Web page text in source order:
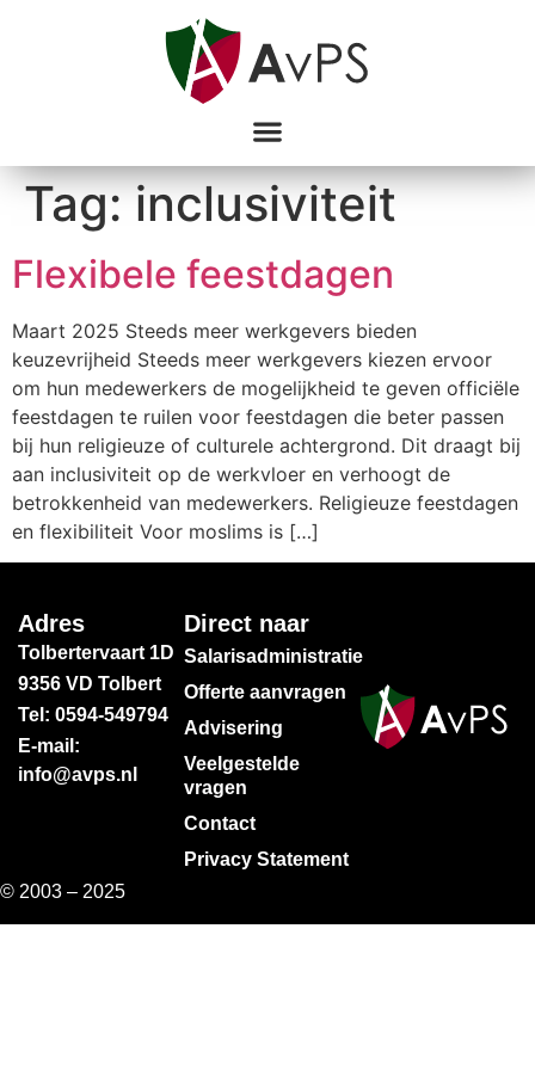
Tag:inclusiviteit
Flexibele feestdagen
Maart 2025 Steeds meer werkgevers bieden
keuzevrijheid Steeds meer werkgevers kiezen ervoor
om hun medewerkers de mogelijkheid te geven officiële
feestdagen te ruilen voor feestdagen die beter passen
bij hun religieuze of culturele achtergrond. Dit draagt bij
aan inclusiviteit op de werkvloer en verhoogt de
betrokkenheid van medewerkers. Religieuze feestdagen
en flexibiliteit Voor moslims is […]
Adres
Tolbertervaart 1D
9356 VD Tolbert
Tel: 0594-549794
E-mail:
info@avps.nl
Direct naar
Salarisadministratie
Offerte aanvragen
Advisering
Veelgestelde
vragen
Contact
Privacy Statement
© 2003 – 2025